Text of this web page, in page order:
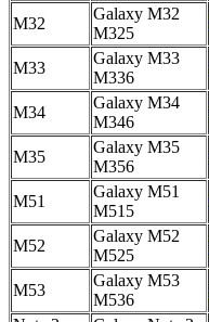
M32
Galaxy M32
M325
M33
Galaxy M33
M336
M34
Galaxy M34
M346
M35
Galaxy M35
M356
M51
Galaxy M51
M515
M52
Galaxy M52
M525
M53
Galaxy M53
M536